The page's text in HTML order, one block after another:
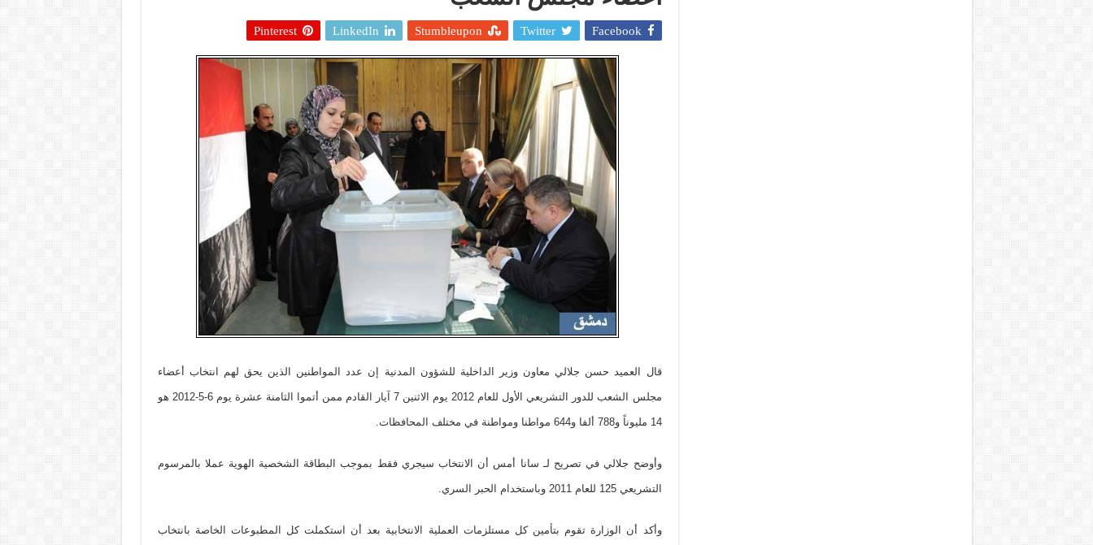
Facebook
Twitter
Stumbleupon
LinkedIn
Pinterest
قال العميد حسن جلالي معاون وزير الداخلية للشؤون المدنية إن عدد المواطنين الذين يحق لهم انتخاب أعضاء
مجلس الشعب للدور التشريعي الأول للعام 2012 يوم الاثنين 7 آيار القادم ممن أتموا الثامنة عشرة يوم 6-5-2012 هو
14 مليوناً و788 ألفا و644 مواطنا ومواطنة في مختلف المحافظات.
وأوضح جلالي في تصريح لـ سانا أمس أن الانتخاب سيجري فقط بموجب البطاقة الشخصية الهوية عملا بالمرسوم
التشريعي 125 للعام 2011 وباستخدام الحبر السري.
وأكد أن الوزارة تقوم بتأمين كل مستلزمات العملية الانتخابية بعد أن استكملت كل المطبوعات الخاصة بانتخاب